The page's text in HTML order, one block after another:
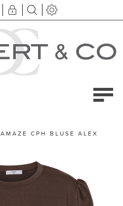
AMAZE CPH BLUSE ALEX